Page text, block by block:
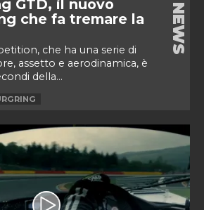
GTD, il nuovo
che fa tremare la
che ha una serie di
assetto e aerodinamica, è
della...
NEWS